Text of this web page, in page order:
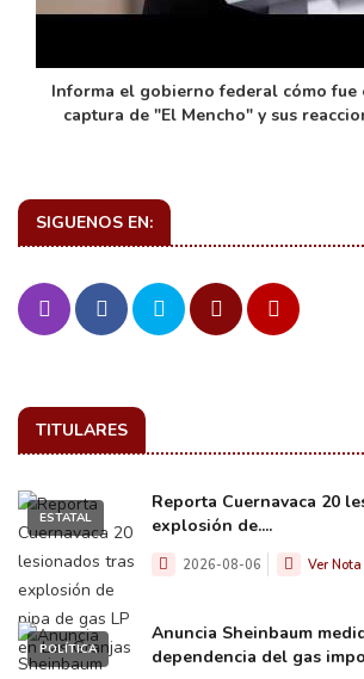
Informa el gobierno federal cómo fue
captura de "El Mencho" y sus
SIGUENOS EN:
TITULARES
ESTATAL
Reporta Cuernavaca 20
explosión de....
2026-08-06 Ver Nota
POLÍTICA
Anuncia Sheinbaum
dependencia del gas